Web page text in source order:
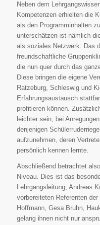
Neben dem
Kompetenzen erhielten die
als den Programminhalten
unterschätzen ist nämlich
als soziales Netzwerk: Das
freundschaftliche
die nun quer durch das
Diese bringen die eigene
Ratzeburg, Schleswig und
Erfahrungsaustausch
profitieren können.
leichter sein, bei
denjenigen
aufzunehmen, deren
persönlich kennen lernte.
Abschließend betrachtet
Niveau. Dies ist das
Lehrgangsleitung, Andreas
vorbereiteten Referenten
Hoffmann, Gesa Bruhn,
gelang ihnen nicht nur